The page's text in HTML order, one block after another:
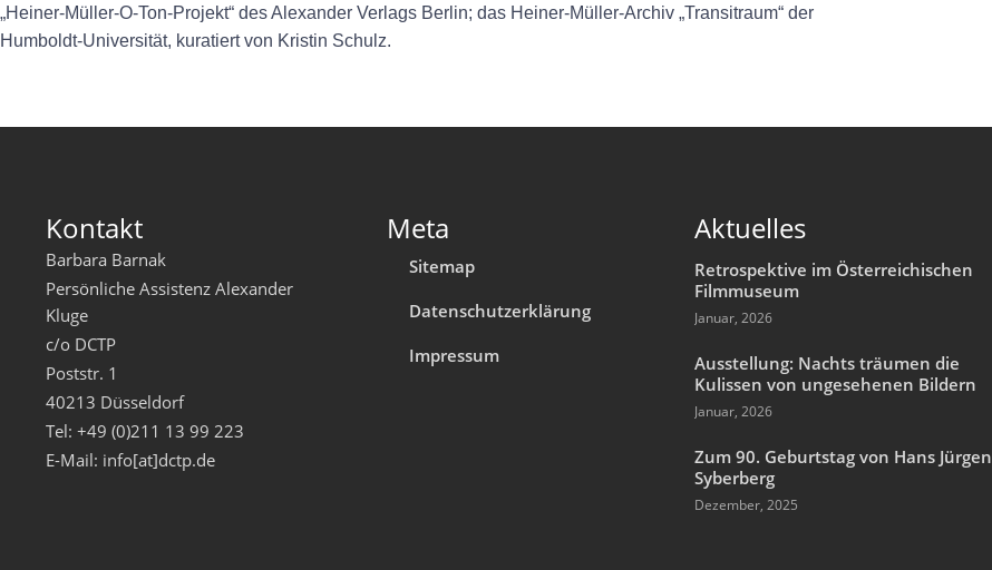
„Heiner-Müller-O-Ton-Projekt“ des Alexander Verlags Berlin; das Heiner-Müller-Archiv „Transitraum“ der
Humboldt-Universität, kuratiert von Kristin Schulz.
Kontakt
Barbara Barnak
Persönliche Assistenz Alexander
Kluge
c/o DCTP
Poststr. 1
40213 Düsseldorf
Tel: +49 (0)211 13 99 223
E-Mail: info[at]dctp.de
Meta
Sitemap
Datenschutzerklärung
Impressum
Aktuelles
Retrospektive im Österreichischen
Filmmuseum
Januar, 2026
Ausstellung: Nachts träumen die
Kulissen von ungesehenen Bildern
Januar, 2026
Zum 90. Geburtstag von Hans Jürgen
Syberberg
Dezember, 2025